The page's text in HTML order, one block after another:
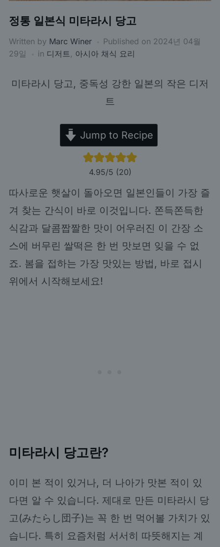
정통 일본식 미타라시 당고
Written by Marc Winer Published on 2024년 04월
29일
in 디저트, 아시아 채식 요리
미타라시 당고, 중독성 강한 일본의 작은 디저
트
Jump to Recipe
4.95/5 (20)
따사로운 햇살이 돌아오면 일본인들이 가장 즐
겨 찾는 간식이 바로 이것입니다. 쫀득쫀득한
식감과 달콤짭짤한 맛이 어우러진 이 간장 소
스에 버무린 쌀떡은 한 번 맛보면 잊을 수 없
죠. 봄을 접하는 가장 맛있는 방법, 바로 접시
위에서 시작해보세요!
미타라시 당고란?
이미 본 적이 있거나, 더 나아가 맛본 적이 있
다면 알 수 있습니다. 제대로 만든 미타라시 당
고(みたらし団子)는 꼭 한 번 먹어볼 가치가 있
습니다. 특히 요즘처럼 서서히 따뜻해지는 계